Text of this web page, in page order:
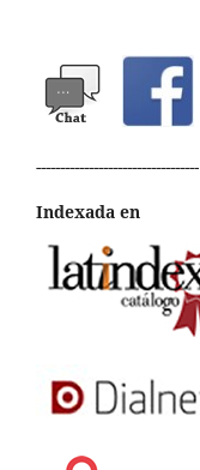
----------------------------------
Indexada en